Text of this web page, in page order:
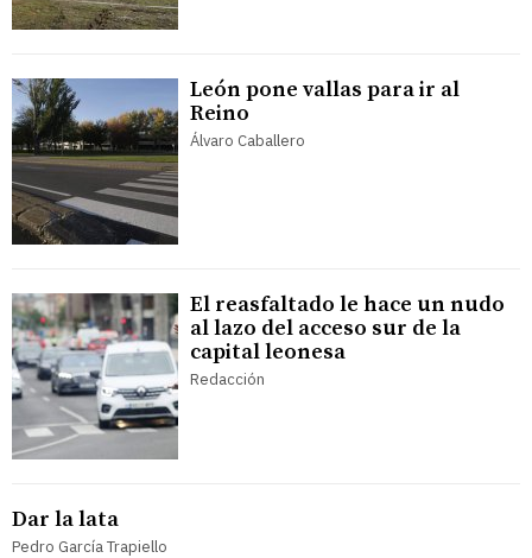
León pone vallas para ir al
Reino
Álvaro Caballero
El reasfaltado le hace un nudo
al lazo del acceso sur de la
capital leonesa
Redacción
Dar la lata
Pedro García Trapiello